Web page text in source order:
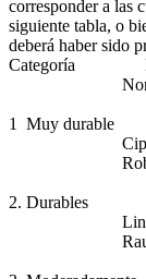
corresponder a las
siguiente tabla, o
deberá haber sido
Categoría
Nombre
1 Muy durable
Ciprés de
2. Durables